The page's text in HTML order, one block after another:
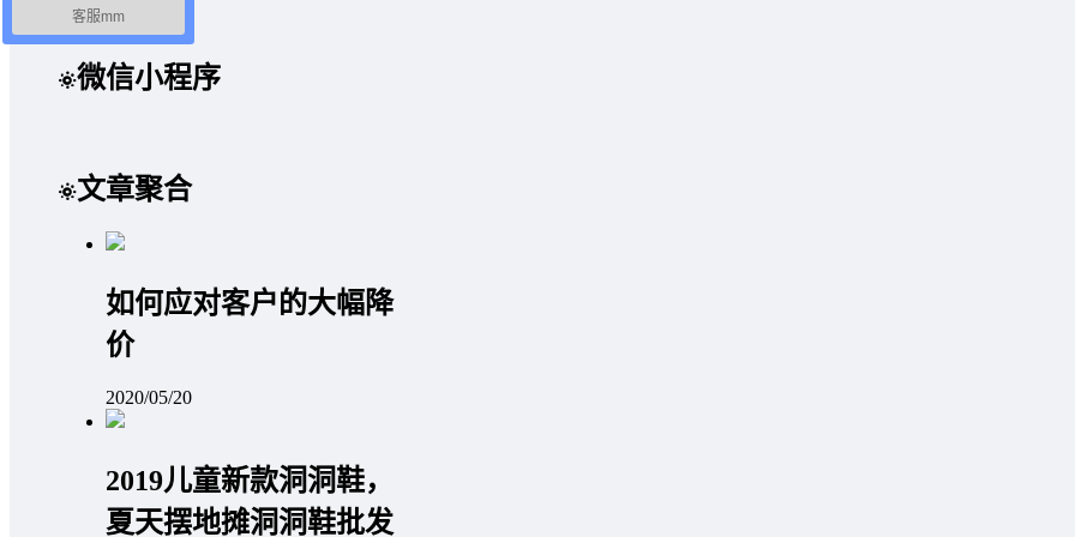
取消回复
微信小程序
文章聚合
如何应对客户的大幅降
价
2020/05/20
2019儿童新款洞洞鞋，
夏天摆地摊洞洞鞋批发
客服mm